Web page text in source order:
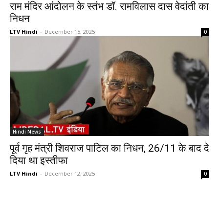
राम मंदिर आंदोलन के स्तंभ डॉ. रामविलास दास वेदांती का
निधन
LTV Hindi - December 15, 2025 0
Hindi News
पूर्व गृह मंत्री शिवराज पाटिल का निधन, 26/11 के बाद दे
दिया था इस्तीफा
LTV Hindi - December 12, 2025 0